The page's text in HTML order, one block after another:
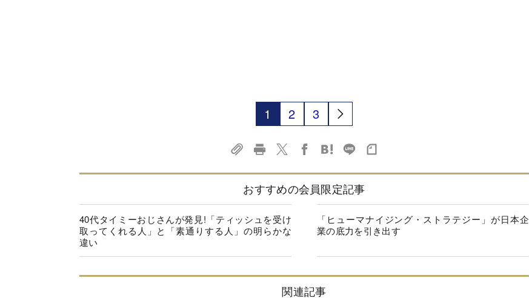
1 2 3
おすすめの会員限定記事
40代タイミーおじさんが発見!「ティッシュを受け
取ってくれる人」と「素通りする人」の明らかな
違い
「ヒューマナイジング・ストラテジー」が日本企
業の底力を引き出す
関連記事